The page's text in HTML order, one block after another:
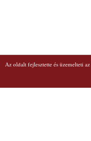
Az oldalt fejlesztette és üzemelteti az